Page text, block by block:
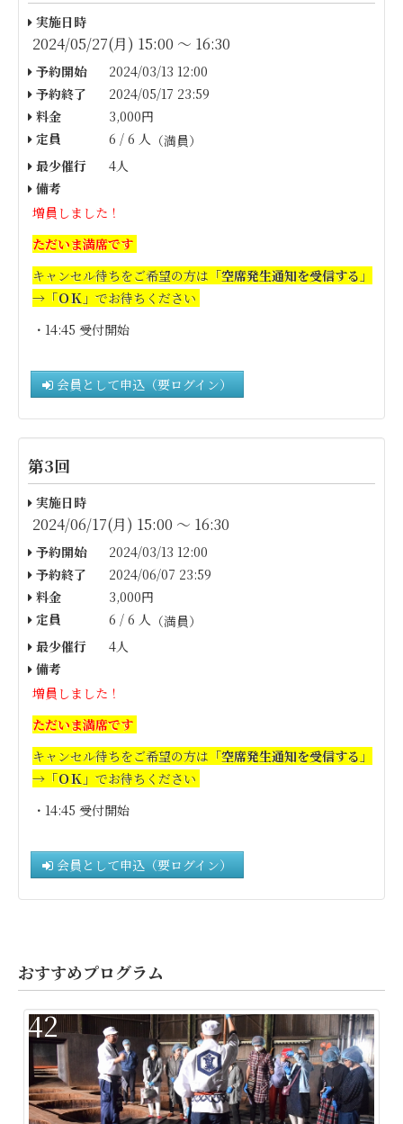
実施日時
2024/05/27(月) 15:00 〜 16:30
予約開始
2024/03/13 12:00
予約終了
2024/05/17 23:59
料金
3,000円
定員
6 / 6 人 （満員）
最少催行
4人
備考
増員しました！
ただいま満席です
キャンセル待ちをご希望の方は 「空席発生通知を受信する」
→「ＯＫ」でお待ちください
・14:45 受付開始
会員として申込（要ログイン）
第3回
実施日時
2024/06/17(月) 15:00 〜 16:30
予約開始
2024/03/13 12:00
予約終了
2024/06/07 23:59
料金
3,000円
定員
6 / 6 人 （満員）
最少催行
4人
備考
増員しました！
ただいま満席です
キャンセル待ちをご希望の方は 「空席発生通知を受信する」
→「ＯＫ」でお待ちください
・14:45 受付開始
会員として申込（要ログイン）
おすすめプログラム
42